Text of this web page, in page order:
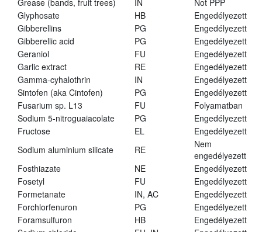
Grease (bands, fruit trees)
IN
Not PPP
Glyphosate
HB
Engedélyezett
Gibberellins
PG
Engedélyezett
Gibberellic acid
PG
Engedélyezett
Geraniol
FU
Engedélyezett
Garlic extract
RE
Engedélyezett
Gamma-cyhalothrin
IN
Engedélyezett
Sintofen (aka Cintofen)
PG
Engedélyezett
Fusarium sp. L13
FU
Folyamatban
Sodium 5-nitroguaiacolate
PG
Engedélyezett
Fructose
EL
Engedélyezett
Sodium aluminium silicate
RE
Nem
engedélyezett
Fosthiazate
NE
Engedélyezett
Fosetyl
FU
Engedélyezett
Formetanate
IN, AC
Engedélyezett
Forchlorfenuron
PG
Engedélyezett
Foramsulfuron
HB
Engedélyezett